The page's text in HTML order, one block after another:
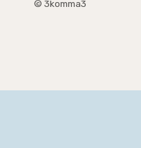
© 3komma3